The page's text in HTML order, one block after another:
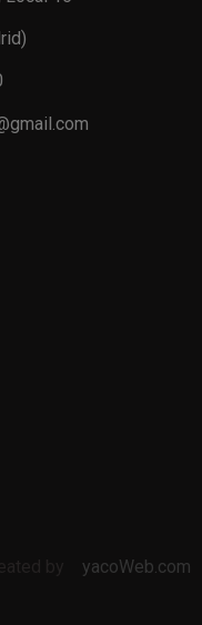
yacoWeb.com